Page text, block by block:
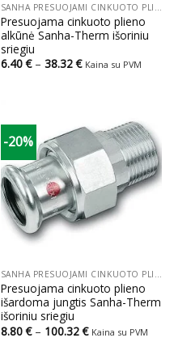
SANHA PRESUOJAMI CINKUOTO PLIENO VAMZDŽIAI IR JUNGTYS
Presuojama cinkuoto plieno
alkūnė Sanha-Therm išoriniu
sriegiu
6.40€ – 38.32€Price
range:
Kaina su PVM
-20%
SANHA PRESUOJAMI CINKUOTO PLIENO VAMZDŽIAI IR JUNGTYS
Presuojama cinkuoto plieno
išardoma jungtis Sanha-Therm
išoriniu sriegiu
8.80€ – 100.32€Price
range:
Kaina su PVM